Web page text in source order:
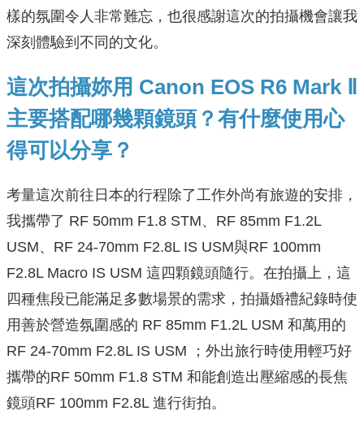
樣的氛圍令人非常難忘，也很感謝這次的拍攝機會讓我
深刻體驗到不同的文化。
這次拍攝妳用 Canon EOS R6 Mark Ⅱ
主要搭配哪幾顆鏡頭？有什麼使用心
得可以分享？
考量這次前往日本的行程除了工作外尚有旅遊的安排，
我攜帶了 RF 50mm F1.8 STM、RF 85mm F1.2L
USM、RF 24-70mm F2.8L IS USM與RF 100mm
F2.8L Macro IS USM 這四顆鏡頭隨行。在拍攝上，這
四種焦段已能滿足多數場景的需求，拍攝婚禮紀錄時使
用善於營造氛圍感的 RF 85mm F1.2L USM 和萬用的
RF 24-70mm F2.8L IS USM ；外出旅行時使用輕巧好
攜帶的RF 50mm F1.8 STM 和能創造出壓縮感的長焦
鏡頭RF 100mm F2.8L 進行街拍。